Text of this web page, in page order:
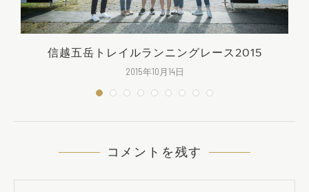
信越五岳トレイルランニングレース2015
2015年10月14日
コメントを残す